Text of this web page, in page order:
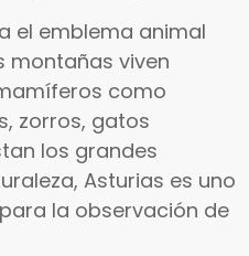
el emblema animal
montañas viven
como
zorros, gatos
los grandes
Asturias es uno
la observación de